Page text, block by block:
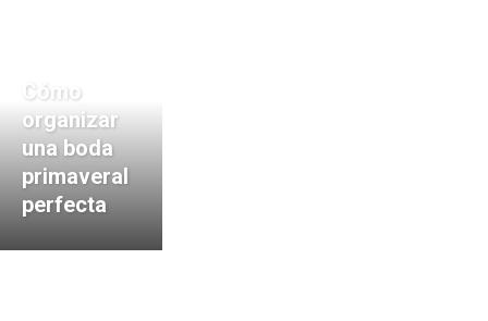
Cómo
organizar
una boda
primaveral
perfecta